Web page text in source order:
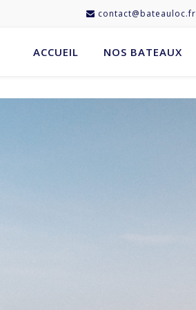
contact@bateauloc.fr
ACCUEIL NOS BATEAUX